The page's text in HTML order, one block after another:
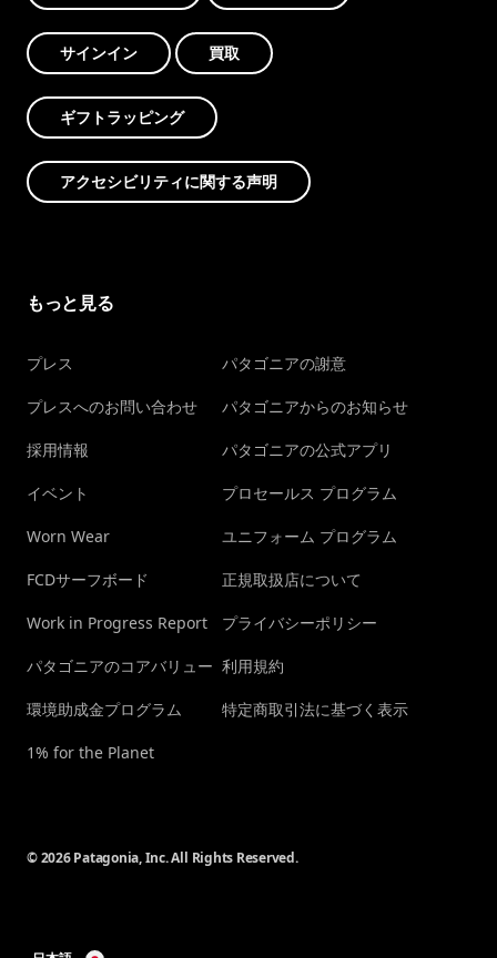
サインイン 買取
ギフトラッピング
アクセシビリティに関する声明
もっと見る
プレス
プレスへのお問い合わせ
採用情報
イベント
Worn Wear
FCDサーフボード
Work in Progress Report
パタゴニアのコアバリュー
環境助成金プログラム
1% for the Planet
パタゴニアの謝意
パタゴニアからのお知らせ
パタゴニアの公式アプリ
プロセールス プログラム
ユニフォーム プログラム
正規取扱店について
プライバシーポリシー
利用規約
特定商取引法に基づく表示
© 2026 Patagonia, Inc. All Rights Reserved.